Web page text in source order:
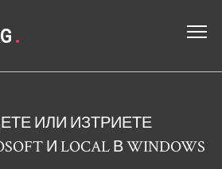
.
ИЛИ ИЗТРИЕТЕ
И LOCAL В WINDOWS